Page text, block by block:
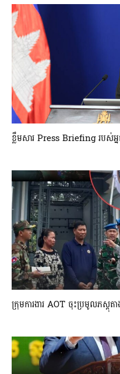
ខ្លឹមសារ Press Briefing របស់អ្ន
ក្រុមការងារ AOT ចុះប្រមូលភស្តុ